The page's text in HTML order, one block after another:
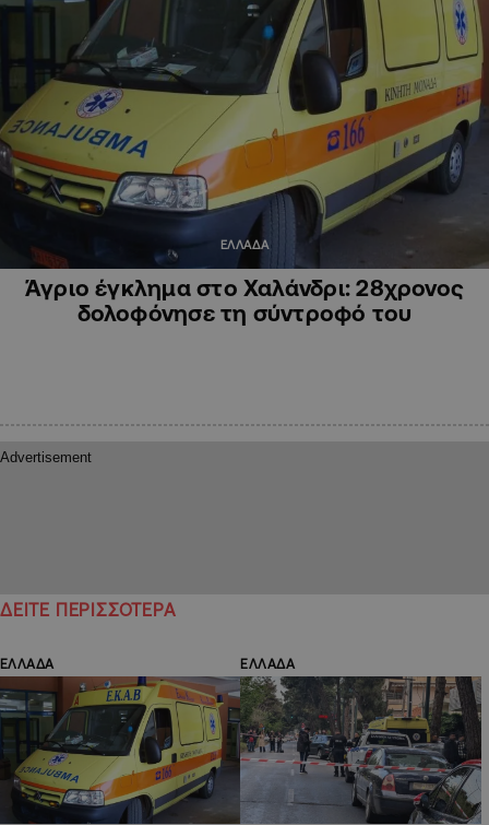
ΕΛΛΑΔΑ
Άγριο έγκλημα στο Χαλάνδρι: 28χρονος
δολοφόνησε τη σύντροφό του
ΔΕΙΤΕ ΠΕΡΙΣΣΟΤΕΡΑ
ΕΛΛΑΔΑ ΕΛΛΑΔΑ